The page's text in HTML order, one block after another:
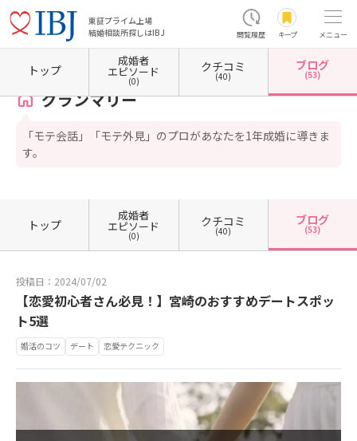
東証プライム上場
結婚相談所探しはIBJ
閲覧履歴 キープ メニュー
ホーム 宮崎県の結婚相談所 宮崎県宮崎市 グランマリー カウンセラーブログ一覧
グランマリー
「モテ会話」「モテ外見」のプロがあなたを1年成婚に導きま
す。
トップ
成婚者
エピソード
(0)
クチコミ
(40)
ブログ
(53)
トップ
成婚者
エピソード
(0)
クチコミ
(40)
ブログ
(53)
投稿日：2024/07/02
【恋愛初心者さん必見！】宮崎のおすすめデートスポッ
ト5選
婚活のコツ デート 恋愛テクニック